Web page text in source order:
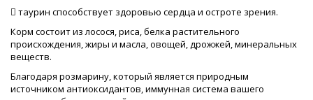
 таурин способствует здоровью сердца и остроте зрения.
Корм состоит из лосося, риса, белка растительного
происхождения, жиры и масла, овощей, дрожжей, минеральных
веществ.
Благодаря розмарину, который является природным
источником антиоксидантов, иммунная система вашего